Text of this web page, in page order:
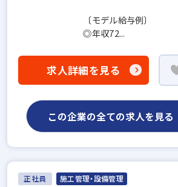
〔モデル給与例〕
◎年収72...
求人詳細を見る
この企業の全ての求人を見る
正社員 施工管理・設備管理